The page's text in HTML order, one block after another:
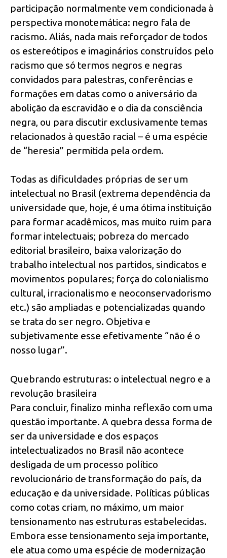
participação normalmente vem condicionada à
perspectiva monotemática: negro fala de
racismo. Aliás, nada mais reforçador de todos
os estereótipos e imaginários construídos pelo
racismo que só termos negros e negras
convidados para palestras, conferências e
formações em datas como o aniversário da
abolição da escravidão e o dia da consciência
negra, ou para discutir exclusivamente temas
relacionados à questão racial – é uma espécie
de “heresia” permitida pela ordem.
Todas as dificuldades próprias de ser um
intelectual no Brasil (extrema dependência da
universidade que, hoje, é uma ótima instituição
para formar acadêmicos, mas muito ruim para
formar intelectuais; pobreza do mercado
editorial brasileiro, baixa valorização do
trabalho intelectual nos partidos, sindicatos e
movimentos populares; força do colonialismo
cultural, irracionalismo e neoconservadorismo
etc.) são ampliadas e potencializadas quando
se trata do ser negro. Objetiva e
subjetivamente esse efetivamente “não é o
nosso lugar”.
Quebrando estruturas: o intelectual negro e a
revolução brasileira
Para concluir, finalizo minha reflexão com uma
questão importante. A quebra dessa forma de
ser da universidade e dos espaços
intelectualizados no Brasil não acontece
desligada de um processo político
revolucionário de transformação do país, da
educação e da universidade. Políticas públicas
como cotas criam, no máximo, um maior
tensionamento nas estruturas estabelecidas.
Embora esse tensionamento seja importante,
ele atua como uma espécie de modernização